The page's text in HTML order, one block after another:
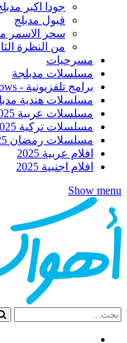
جودا اكبر
قبول مدبلج
سحر الاسمر
من النظرة
مسرحيات
مسلسلات مدبلجة
برامج تلفزيونية - TV Shows
مسلسلات هندية
مسلسلات عربية 2025
مسلسلات تركية 2025
مسلسلات رمضان 2025
افلام عربية 2025
افلام اجنبية 2025
Show menu